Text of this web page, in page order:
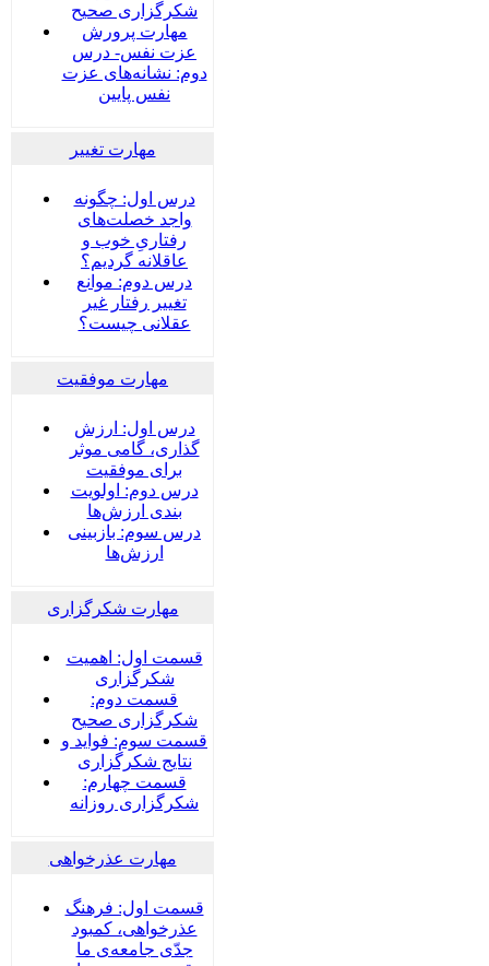
شکرگزاری صحیح
مهارت پرورش
عزت نفس- درس
دوم: نشانه‌های عزت
نفس پایین
مهارت تغییر
درس اول: چگونه
واجد خصلت‌های
رفتاریِ خوب و
عاقلانه گردیم؟
درس دوم: موانع
تغییر رفتار غیر
عقلانی چیست؟
مهارت موفقیت
درس اول: ارزش
گذاری، گامی موثر
برای موفقیت
درس دوم: اولویت
بندی ارزش‌ها
درس سوم: بازبینی
ارزش‌ها
مهارت شکرگزاری
قسمت اول: اهمیت
شکرگزاری
قسمت دوم:
شکرگزاری صحیح
قسمت سوم: فواید و
نتایج شکرگزاری
قسمت چهارم:
شکرگزاری روزانه
مهارت عذرخواهی
قسمت اول: فرهنگ
عذرخواهی، کمبود
جدّی جامعه‌ی ما